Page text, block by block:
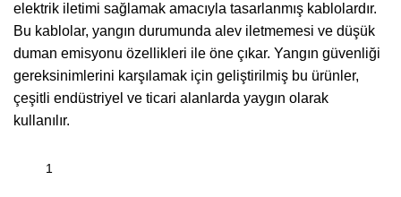
elektrik iletimi sağlamak amacıyla tasarlanmış kablolardır.
Bu kablolar, yangın durumunda alev iletmemesi ve düşük
duman emisyonu özellikleri ile öne çıkar. Yangın güvenliği
gereksinimlerini karşılamak için geliştirilmiş bu ürünler,
çeşitli endüstriyel ve ticari alanlarda yaygın olarak
kullanılır.